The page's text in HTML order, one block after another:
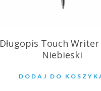
Długopis Touch Writer
Niebieski
DODAJ DO